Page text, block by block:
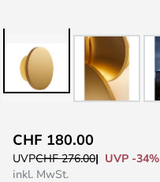
Anfang
der
CHF 180.00
UVPCHF 276.00
UVP -34%
inkl. MwSt.